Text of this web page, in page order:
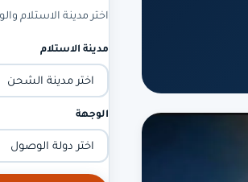
اختر مدينة الاستلام
مدينة الاستلام
الوجهة